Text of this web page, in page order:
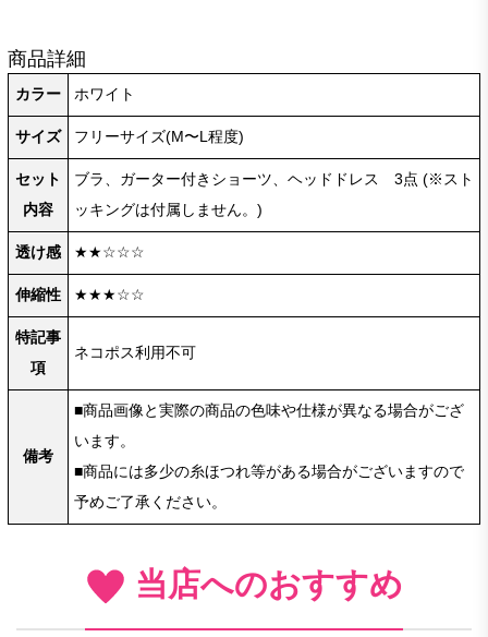
商品詳細
カラー ホワイト
サイズ フリーサイズ(M〜L程度)
セット
内容
ブラ、ガーター付きショーツ、ヘッドドレス 3点 (※スト
ッキングは付属しません。)
透け感 ★★☆☆☆
伸縮性 ★★★☆☆
特記事
項
ネコポス利用不可
備考
■商品画像と実際の商品の色味や仕様が異なる場合がござ
います。
■商品には多少の糸ほつれ等がある場合がございますので
予めご了承ください。
当店へのおすすめ